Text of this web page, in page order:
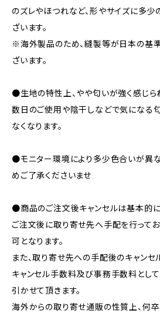
のズレやほつれなど、形やサイズに多
ざいます。
※海外製品のため、縫製等が日本の基
ざいます。
●生地の特性上、やや匂いが強く感じら
数日のご使用や陰干しなどで気になる
なくなります。
●モニター環境により多少色合いが異
めご了承くださいませ
●商品のご注文後キャンセルは基本的に
ご注文後に取り寄せ先へ手配を行って
可となります。
また、取り寄せ先への手配後のキャンセ
キャンセル手数料及び事務手数料とし
引かせて頂きます。
海外からの取り寄せ通販の性質上、何